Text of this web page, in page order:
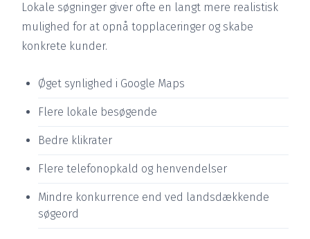
Lokale søgninger giver ofte en langt mere realistisk
mulighed for at opnå topplaceringer og skabe
konkrete kunder.
Øget synlighed i Google Maps
Flere lokale besøgende
Bedre klikrater
Flere telefonopkald og henvendelser
Mindre konkurrence end ved landsdækkende
søgeord